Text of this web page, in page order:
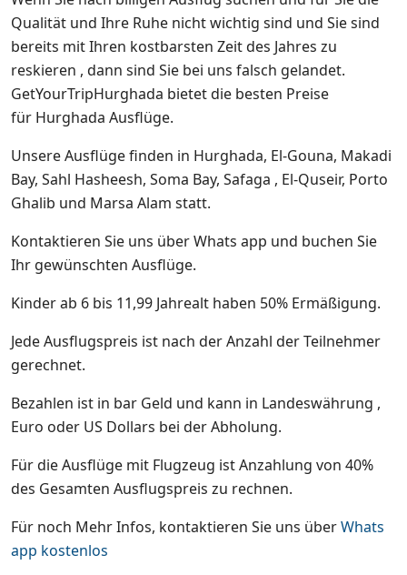
Qualität und Ihre Ruhe nicht wichtig sind und Sie sind
bereits mit Ihren kostbarsten Zeit des Jahres zu
reskieren , dann sind Sie bei uns falsch gelandet.
GetYourTripHurghada bietet die besten Preise
für Hurghada Ausflüge.
Unsere Ausflüge finden in Hurghada, El-Gouna, Makadi
Bay, Sahl Hasheesh, Soma Bay, Safaga , El-Quseir, Porto
Ghalib und Marsa Alam statt.
Kontaktieren Sie uns über Whats app und buchen Sie
Ihr gewünschten Ausflüge.
Kinder ab 6 bis 11,99 Jahrealt haben 50% Ermäßigung.
Jede Ausflugspreis ist nach der Anzahl der Teilnehmer
gerechnet.
Bezahlen ist in bar Geld und kann in Landeswährung ,
Euro oder US Dollars bei der Abholung.
Für die Ausflüge mit Flugzeug ist Anzahlung von 40%
des Gesamten Ausflugspreis zu rechnen.
Für noch Mehr Infos, kontaktieren Sie uns überWhats
app kostenlos